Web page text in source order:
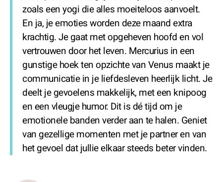
zoals een yogi die alles moeiteloos aanvoelt.
En ja, je emoties worden deze maand extra
krachtig. Je gaat met opgeheven hoofd en vol
vertrouwen door het leven. Mercurius in een
gunstige hoek ten opzichte van Venus maakt je
communicatie in je liefdesleven heerlijk licht. Je
deelt je gevoelens makkelijk, met een knipoog
en een vleugje humor. Dit is dé tijd om je
emotionele banden verder aan te halen. Geniet
van gezellige momenten met je partner en van
het gevoel dat jullie elkaar steeds beter vinden.